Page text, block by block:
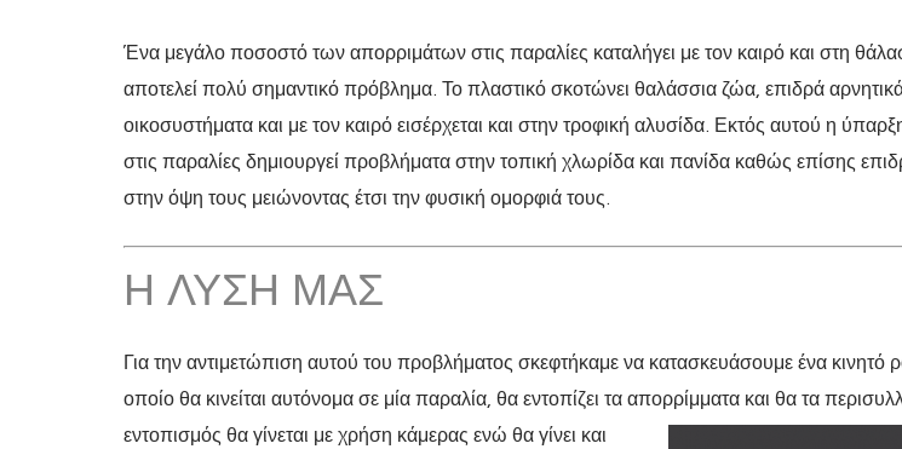
Ένα μεγάλο ποσοστό των απορριμάτων στις παραλίες καταλήγει με τον καιρό και στη
αποτελεί πολύ σημαντικό πρόβλημα. Το πλαστικό σκοτώνει θαλάσσια ζώα, επιδρά
οικοσυστήματα και με τον καιρό εισέρχεται και στην τροφική αλυσίδα. Εκτός αυτού η
στις παραλίες δημιουργεί προβλήματα στην τοπική χλωρίδα και πανίδα καθώς επίσης
στην όψη τους μειώνοντας έτσι την φυσική ομορφιά τους.
Η ΛΎΣΗ ΜΑΣ
Για την αντιμετώπιση αυτού του προβλήματος σκεφτήκαμε να κατασκευάσουμε ένα κινητό
οποίο θα κινείται αυτόνομα σε μία παραλία, θα εντοπίζει τα απορρίμματα και θα τα
εντοπισμός θα γίνεται με χρήση κάμερας ενώ θα γίνει και